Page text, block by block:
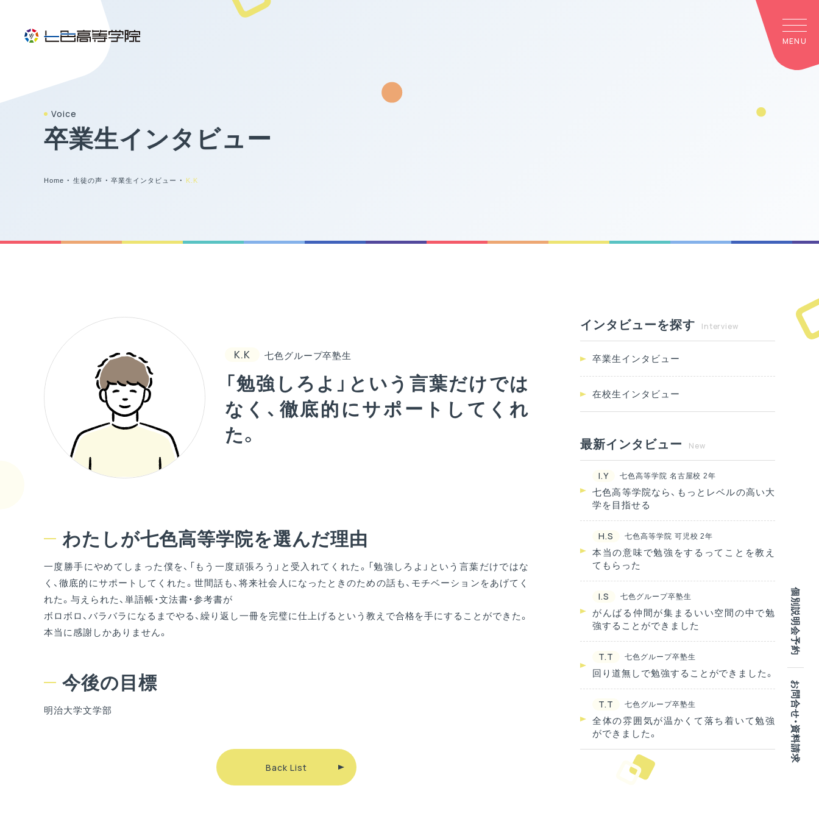
個別説明会予約
お問合せ・資料請求
Voice
卒業生インタビュー
Home ・ 生徒の声 ・卒業生インタビュー ・ K.K
K.K 七色グループ卒塾生
「勉強しろよ」という言葉だけでは
なく、徹底的にサポートしてくれ
た。
わたしが七色高等学院を選んだ理由
一度勝手にやめてしまった僕を、「もう一度頑張ろう」と受入れてくれた。「勉強しろよ」という言葉だけではな
く、徹底的にサポートしてくれた。世間話も、将来社会人になったときのための話も、モチベーションをあげてく
れた。与えられた、単語帳・文法書・参考書が
ボロボロ、バラバラになるまでやる、繰り返し一冊を完璧に仕上げるという教えで合格を手にすることができた。
本当に感謝しかありません。
今後の目標
明治大学文学部
Back List
インタビューを探す Interview
卒業生インタビュー
在校生インタビュー
最新インタビュー New
I.Y 七色高等学院 名古屋校 2年
七色高等学院なら、もっとレベルの高い大
学を目指せる
H.S 七色高等学院 可児校 2年
本当の意味で勉強をするってことを教え
てもらった
I.S 七色グループ卒塾生
がんばる仲間が集まるいい空間の中で勉
強することができました
T.T 七色グループ卒塾生
回り道無しで勉強することができました。
T.T 七色グループ卒塾生
全体の雰囲気が温かくて落ち着いて勉強
ができました。